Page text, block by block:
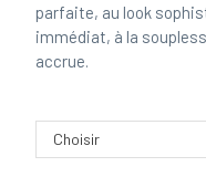
parfaite, au look
immédiat, à la
accrue.
Choisir